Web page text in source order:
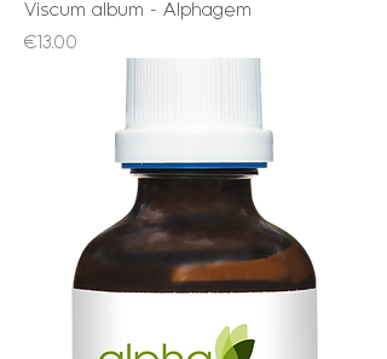
Viscum album - Alphagem
Price
€13.00